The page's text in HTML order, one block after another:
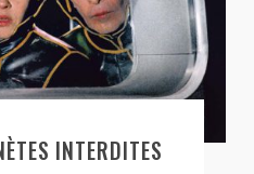
INTERDITES